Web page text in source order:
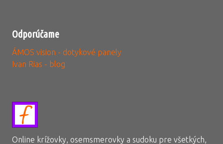
Odporúčame
ÁMOS vision - dotykové panely
Ivan Rias - blog
Online krížovky, osemsmerovky a sudoku pre všetkých,